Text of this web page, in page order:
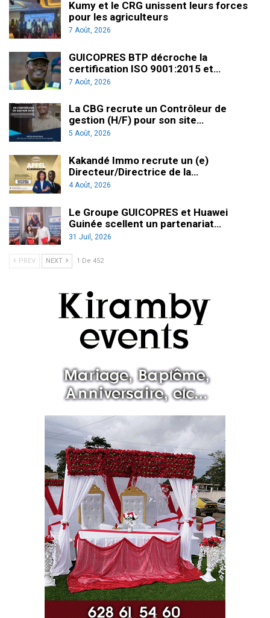
Kumy et le CRG unissent leurs forces
pour les agriculteurs
7 Août, 2026
GUICOPRES BTP décroche la
certification ISO 9001:2015 et…
7 Août, 2026
La CBG recrute un Contrôleur de
gestion (H/F) pour son site…
5 Août, 2026
Kakandé Immo recrute un (e)
Directeur/Directrice de la…
4 Août, 2026
Le Groupe GUICOPRES et Huawei
Guinée scellent un partenariat…
31 Juil, 2026
PREV NEXT 1 De 452